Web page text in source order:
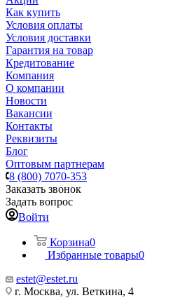
Как купить
Условия оплаты
Условия доставки
Гарантия на товар
Кредитование
Компания
О компании
Новости
Вакансии
Контакты
Реквизиты
Блог
Оптовым партнерам
8 (800) 7070-353
Заказать звонок
Задать вопрос
Войти
Корзина0
Избранные товары0
estet@estet.ru
г. Москва, ул. Веткина, 4